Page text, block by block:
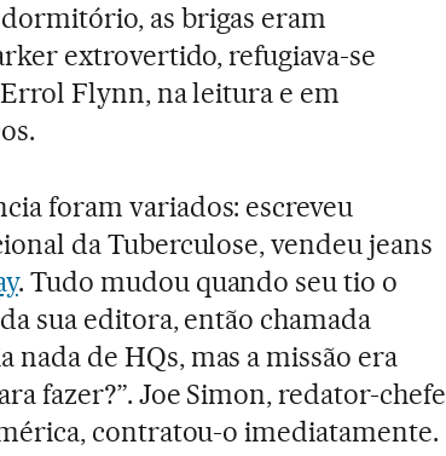
as brigas eram
extrovertido, refugiava-se
Flynn, na leitura e em
foram variados: escreveu
da Tuberculose, vendeu jeans
. Tudo mudou quando seu tio o
sua editora, então chamada
nada de HQs, mas a missão era
fazer?”. Joe Simon, redator-chefe
contratou-o imediatamente.